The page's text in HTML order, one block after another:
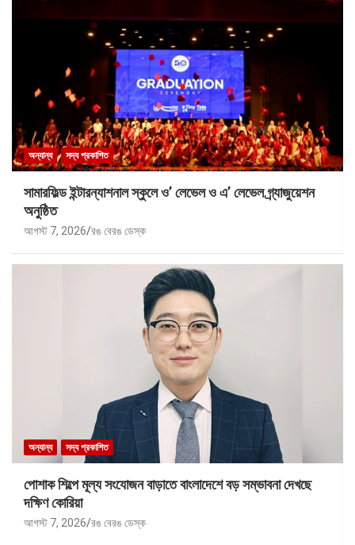
অন্যান্য সদ্য প্রকাশিত
সামারফিল্ড ইন্টারন্যাশনাল স্কুলে ও’ লেভেল ও এ’ লেভেল গ্র্যাজুয়েশন
অনুষ্ঠিত
আগস্ট 7, 2026 রঙ বেরঙ ডেস্ক
অন্যান্য সদ্য প্রকাশিত
পোশাক শিল্পে মূল্য সংযোজন বাড়াতে বাংলাদেশে বড় সম্ভাবনা দেখছে
দক্ষিণ কোরিয়া
আগস্ট 7, 2026 রঙ বেরঙ ডেস্ক